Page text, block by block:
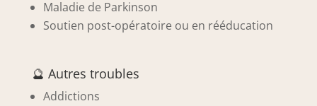
Maladie de Parkinson
Soutien post-opératoire ou en rééducation
🔮 Autres troubles
Addictions